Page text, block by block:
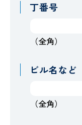
丁番号
（全角）
ビル名など
（全角）